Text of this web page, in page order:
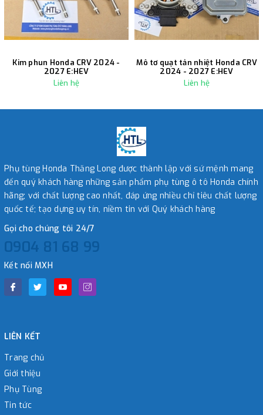
Kim phun Honda CRV 2024 -
2027 E:HEV
Liên hệ
Mô tơ quạt tản nhiệt Honda CRV
2024 - 2027 E:HEV
Liên hệ
Phụ tùng Honda Thăng Long được thành lập với sứ mệnh mang
đến quý khách hàng những sản phẩm phụ tùng ô tô Honda chính
hãng; với chất lượng cao nhất, đáp ứng nhiều chỉ tiêu chất lượng
quốc tế; tạo dựng uy tín, niềm tin với Quý khách hàng
Gọi cho chúng tôi 24/7
0904 81 68 99
Kết nối MXH
LIÊN KẾT
Trang chủ
Giới thiệu
Phụ Tùng
Tin tức